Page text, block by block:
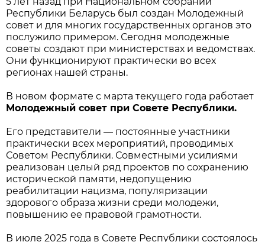
Республики Беларусь был создан Молодежный
совет и для многих государственных органов это
послужило примером. Сегодня молодежные
советы создают при министерствах и ведомствах.
Они функционируют практически во всех
регионах нашей страны.
В новом формате с марта текущего года работает
Молодежный совет при Совете Республики.
Его представители — постоянные участники
практически всех мероприятий, проводимых
Советом Республики. Совместными усилиями
реализован целый ряд проектов по сохранению
исторической памяти, недопущению
реабилитации нацизма, популяризации
здорового образа жизни среди молодежи,
повышению ее правовой грамотности.
В июле 2025 года в Совете Республики состоялось